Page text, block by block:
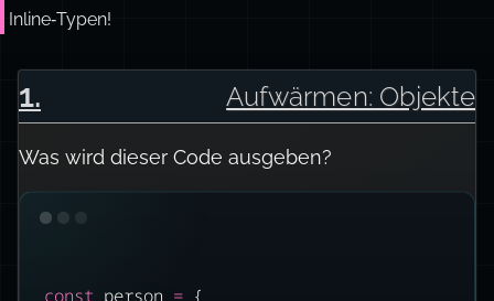
Inline‑Typen!
1. Aufwärmen: Objekte
Was wird dieser Code ausgeben?
const person = {